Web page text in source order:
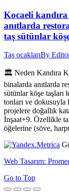
Kocaeli
anıtlarda
taş sütünlar
Taş ocaklarıBy
🏛️ Neden Kandıra
binalarda anıtlarda
sütünlar köşe taşları
tonları ve
projelere doğallık
İnşaat+9. Özellikle
öğelerine (söve,
Web Tasarım:
Go to Top